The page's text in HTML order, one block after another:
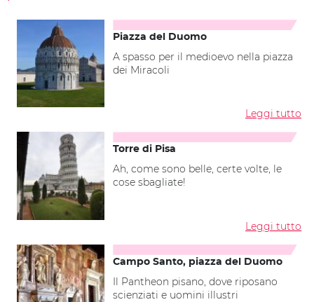
Piazza del Duomo
A spasso per il medioevo nella piazza
dei Miracoli
Leggi tutto
Torre di Pisa
Ah, come sono belle, certe volte, le
cose sbagliate!
Leggi tutto
Campo Santo, piazza del Duomo
Il Pantheon pisano, dove riposano
scienziati e uomini illustri